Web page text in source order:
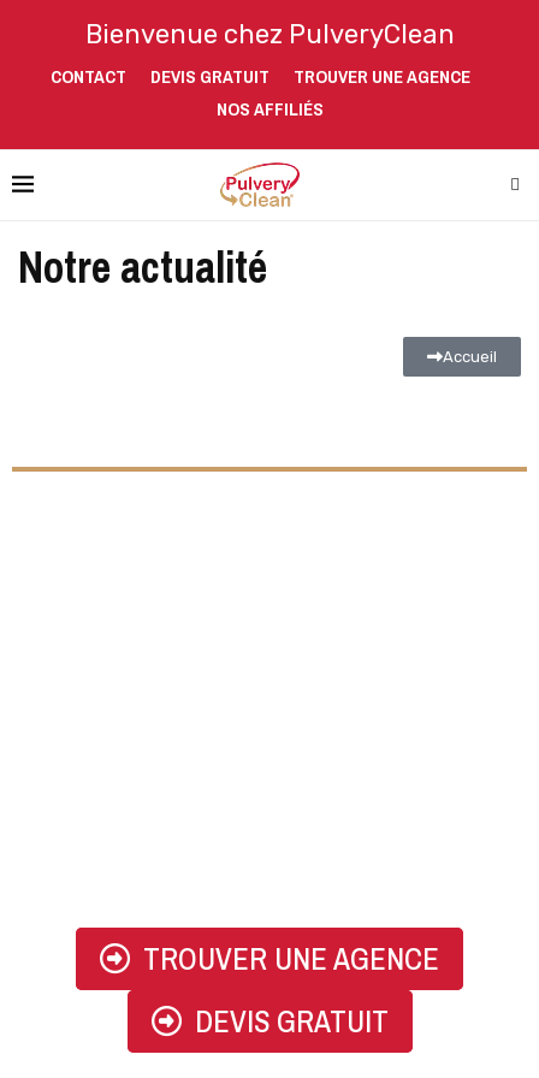
Bienvenue chez PulveryClean
CONTACT DEVIS GRATUIT
TROUVER UNE AGENCE
NOS AFFILIÉS
Notre actualité
Accueil
TROUVER UNE AGENCE
DEVIS GRATUIT